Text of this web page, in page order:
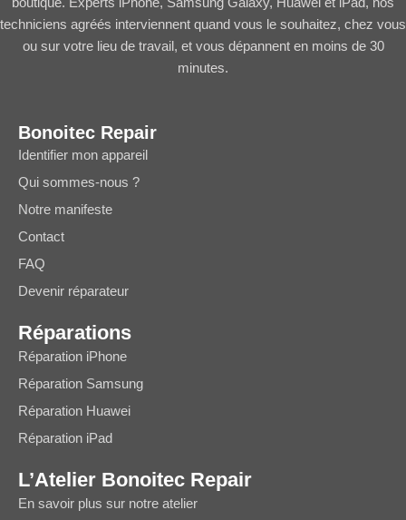
boutique. Experts iPhone, Samsung Galaxy, Huawei et iPad, nos
techniciens agréés interviennent quand vous le souhaitez, chez vous
ou sur votre lieu de travail, et vous dépannent en moins de 30
minutes.
Bonoitec Repair
Identifier mon appareil
Qui sommes-nous ?
Notre manifeste
Contact
FAQ
Devenir réparateur
Réparations
Réparation iPhone
Réparation Samsung
Réparation Huawei
Réparation iPad
L’Atelier Bonoitec Repair
En savoir plus sur notre atelier